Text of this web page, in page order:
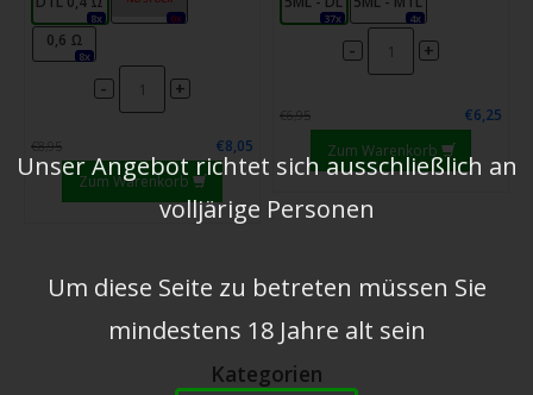
8x 0x
0,6 Ω
8x
- +
€8,95
€8,05
Zum Warenkorb
37x 4x
- +
€6,95
€6,25
Zum Warenkorb
Kategorien
Unser Angebot richtet sich ausschließlich an
volljärige Personen
Um diese Seite zu betreten müssen Sie
mindestens 18 Jahre alt sein